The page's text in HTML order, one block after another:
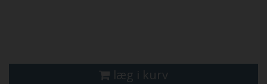
læg i kurv